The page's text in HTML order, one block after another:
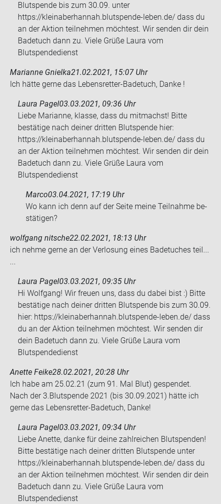
Blutspende bis zum 30.09. unter
https://kleinaberhannah.blutspende-leben.de/ dass du
an der Aktion teilnehmen möchtest. Wir senden dir dein
Badetuch dann zu. Viele Grüße Laura vom
Blutspendedienst
Marianne Gnielka21.02.2021, 15:07 Uhr
Ich hätte gerne das Lebensretter-​Badetuch, Danke !
Laura Pagel03.03.2021, 09:36 Uhr
Liebe Marianne, klasse, dass du mitmachst! Bitte
bestätige nach deiner dritten Blutspende hier:
https://kleinaberhannah.blutspende-leben.de/ dass du
an der Aktion teilnehmen möchtest. Wir senden dir dein
Badetuch dann zu. Viele Grüße Laura vom
Blutspendedienst
Marco03.04.2021, 17:19 Uhr
Wo kann ich denn auf der Seite meine Teil­nah­me be­
stä­ti­gen?
wolfgang nitsche22.02.2021, 18:13 Uhr
ich nehme gerne an der Ver­lo­sung eines Ba­de­tu­ches teil...
...
Laura Pagel03.03.2021, 09:35 Uhr
Hi Wolfgang! Wir freuen uns, dass du dabei bist :) Bitte
bestätige nach deiner dritten Blutspende bis zum 30.09.
hier: https://kleinaberhannah.blutspende-leben.de/ dass
du an der Aktion teilnehmen möchtest. Wir senden dir
dein Badetuch dann zu. Viele Grüße Laura vom
Blutspendedienst
Anette Feike28.02.2021, 20:28 Uhr
Ich habe am 25.02.21 (zum 91. Mal Blut) ge­spen­det.
Nach der 3.Blut­spen­de 2021 (bis 30.09.2021) hätte ich
gerne das Lebensretter-​​Ba­de­tuch, Danke!
Laura Pagel03.03.2021, 09:34 Uhr
Liebe Anette, danke für deine zahlreichen Blutspenden!
Bitte bestätige nach deiner dritten Blutspende unter
https://kleinaberhannah.blutspende-leben.de/ dass du
an der Aktion teilnehmen möchtest. Wir senden dir dein
Badetuch dann zu. Viele Grüße Laura vom
Blutspendedienst